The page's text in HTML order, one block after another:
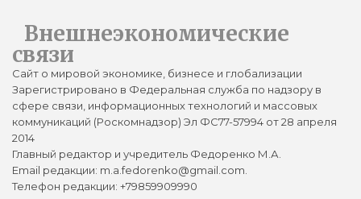
Внешнеэкономические
связи
Сайт о мировой экономике, бизнесе и глобализации
Зарегистрировано в Федеральная служба по надзору в
сфере связи, информационных технологий и массовых
коммуникаций (Роскомнадзор) Эл ФС77-57994 от 28 апреля
2014
Главный редактор и учредитель Федоренко М.А.
Email редакции: m.a.fedorenko@gmail.com.
Телефон редакции: +79859909990